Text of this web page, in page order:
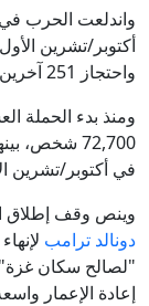
واندلعت الحرب
واحتجاز 251 آخرين كرهائن.
ومنذ بدء الحملة
في أكتوبر/تشرين الأول 2025، وفقاً لوزارة
وينص وقف إطلاق
دونالد ترامب
"لصالح سكان
إعادة الإعمار